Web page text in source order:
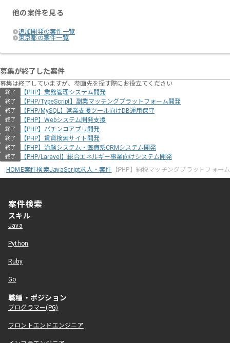
他の案件を見る
追加開発の案件一覧
東京都の案件一覧
募集が終了した案件
募集は終了していますが、参画先を探す際にお役立てください
終了 【PHP】業務管理システム開発
終了 【PHP/TypeScript】副業マッチングプラットフォーム開発
終了 【PHP/MySQL】営業支援ツール向けDB運用保守
終了 【PHP】Webシステム開発支援
終了 【PHP】パチンコアプリ開発
終了 【PHP】賃貸検索サイト開発
終了 【PHP】治験システム・医療系CRMシステム開発
終了
【PHP/Laravel】総合エネルギー事業向けシステム開発
HOME案件検索JavaScript求人・案件 【PHP】納税マッチングプラットフォー
案件検索
スキル
Java
Python
Ruby
Go
職種・ポジション
プログラマー(PG)
フロントエンドエンジニア